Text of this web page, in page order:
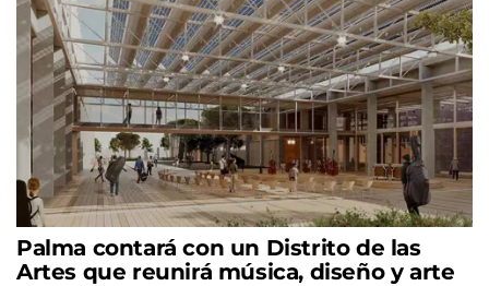
Palma contará con un Distrito de las
Artes que reunirá música, diseño y arte